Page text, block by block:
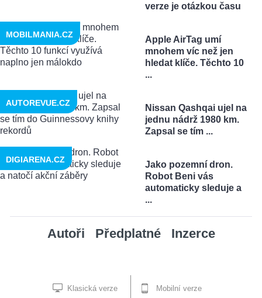
verze je otázkou času
Apple AirTag umí
mnohem víc než jen
hledat klíče. Těchto 10
...
MOBILMANIA.CZ
Nissan Qashqai ujel na
jednu nádrž 1980 km.
Zapsal se tím ...
AUTOREVUE.CZ
Jako pozemní dron.
Robot Beni vás
automaticky sleduje a
...
DIGIARENA.CZ
Autoři Předplatné Inzerce
Klasická verze Mobilní verze